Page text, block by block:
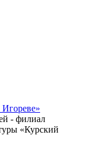
- филиал
«Курский